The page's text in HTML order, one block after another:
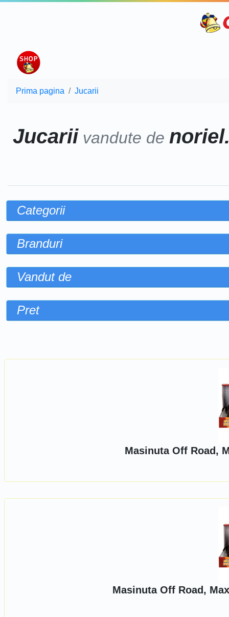
Prima pagina Jucarii
Jucarii vandute de
Categorii
Branduri
Vandut de
Pret
Masinuta Off Road,
Masinuta Off Road,